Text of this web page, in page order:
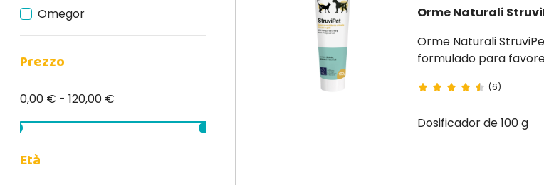
Omegor
Orme Naturali
Q.Diet
Prezzo
0,00 € - 120,00 €
Età
Orme Naturali
Orme Naturali StruviPet Pasta es un complemento
formulado para favorecer la salud
prevenir la formación
(6)
Dosificador de 100 g